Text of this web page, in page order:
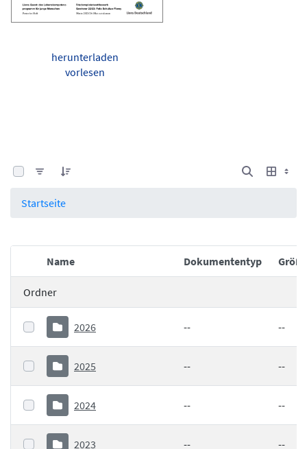
herunterladen
vorlesen
0 von 25 Elemente ausgewählt
Startseite
Elementauswahl
Name Dokumententyp Größe
Ordner
2026 -- --
2025 -- --
2024 -- --
2023 -- --